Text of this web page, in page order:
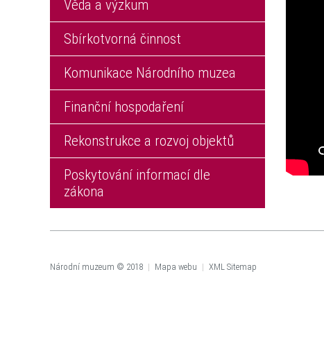
Věda a výzkum
Sbírkotvorná činnost
Komunikace Národního muzea
Finanční hospodaření
Rekonstrukce a rozvoj objektů
Poskytování informací dle
zákona
Národní muzeum © 2018 | Mapa webu | XML Sitemap